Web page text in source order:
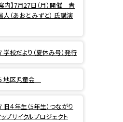
案内】7月27日（月）開催 青
人（あおと みずと） 氏講演
学校だより（夏休み号）発行
地区児童会
旧４年生（5年生）つながり
プサイクルプロジェクト